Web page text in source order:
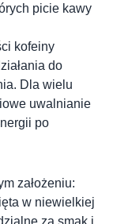
picie kawy
kofeiny
do
Dla wielu
uwalnianie
po
założeniu:
w niewielkiej
za smak i